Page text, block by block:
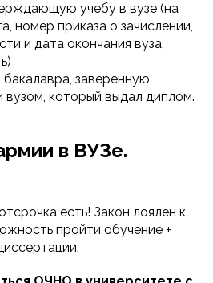
учебу в вузе (на
номер приказа о зачислении,
и дата окончания вуза,
заверенную
вузом, который выдал диплом.
в ВУЗе.
есть! Закон лоялен к
пройти обучение +